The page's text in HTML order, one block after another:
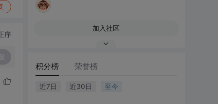
序
加入社区
积分榜 荣誉榜
近7日 近30日 至今